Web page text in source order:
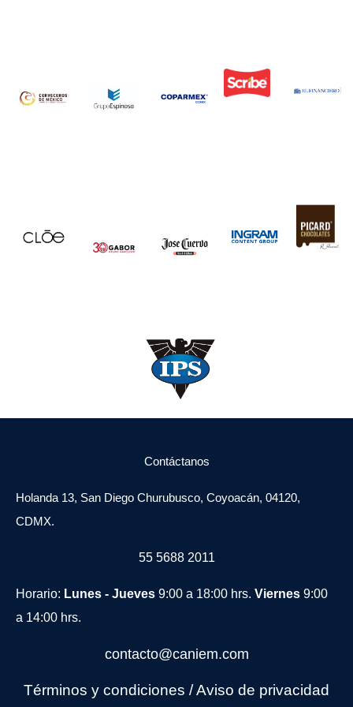
Contáctanos
Holanda 13, San Diego Churubusco, Coyoacán, 04120,
CDMX.
55 5688 2011
Horario: Lunes - Jueves 9:00 a 18:00 hrs. Viernes 9:00
a 14:00 hrs.
contacto@caniem.com
Términos y condiciones /Aviso de privacidad